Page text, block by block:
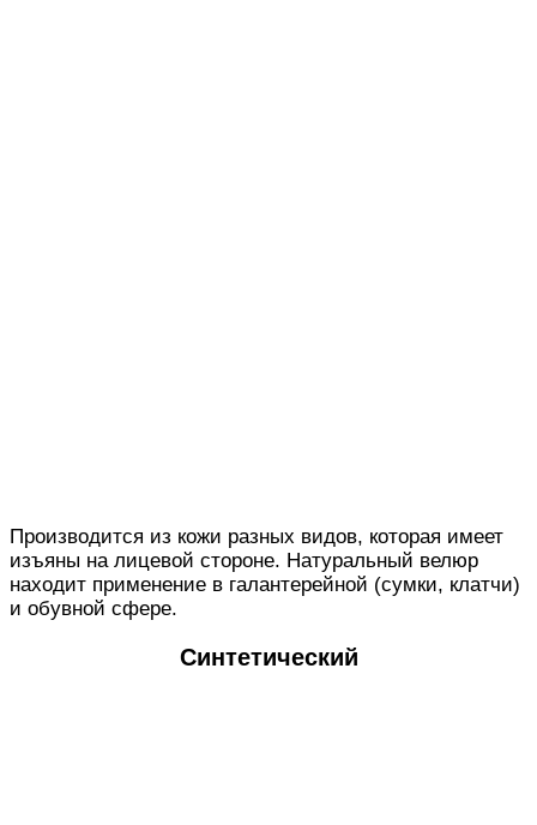
Производится из кожи разных видов, которая имеет
изъяны на лицевой стороне. Натуральный велюр
находит применение в галантерейной (сумки, клатчи)
и обувной сфере.
Синтетический